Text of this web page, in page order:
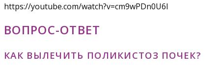
https://youtube.com/watch?v=cm9wPDn0U6I
ВОПРОС-ОТВЕТ
КАК ВЫЛЕЧИТЬ ПОЛИКИСТОЗ ПОЧЕК?